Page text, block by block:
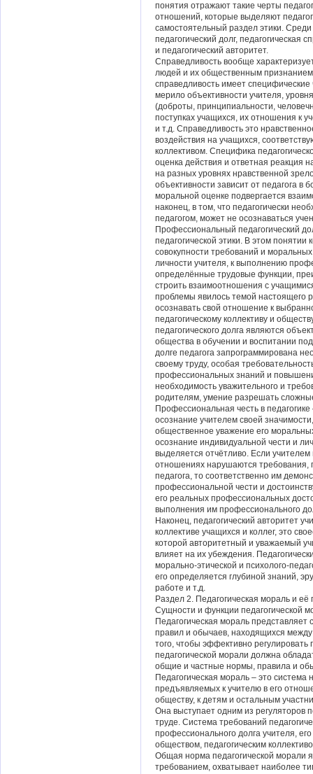
понятия отражают такие черты
отношений, которые выделяют
самостоятельный раздел этики.
педагогический долг, педагогическая
и педагогический авторитет.
Справедливость вообще
людей и их общественным
справедливость имеет
мерило объективности учителя,
(доброты, принципиальности,
поступках учащихся, их отношения к
и т.д. Справедливость это
воздействия на учащихся,
коллективом. Специфика
оценка действия и ответная реакция
на разных уровнях нравственной
объективности зависит от педагога в
моральной оценке подвергается
наконец, в том, что педагогически
педагогом, может не осознаваться
Профессиональный педагогический
педагогической этики. В этом
совокупности требований и
личности учителя, к выполнению
определённые трудовые функции,
строить взаимоотношения с
проблемы явилось темой настоящего
осознавать свой отношение к
педагогическому коллективу и
педагогического долга являются
общества в обучении и воспитании
долге педагога запрограммирована
своему труду, особая
профессиональных знаний и
необходимость уважительного и
родителям, умение разрешать
Профессиональная честь в
осознание учителем своей
общественное уважение его
осознание индивидуальной чести и
выделяется отчётливо. Если
отношениях нарушаются
педагога, то соответственно им
профессиональной чести и
его реальных профессиональных
выполнения им профессионального
Наконец, педагогический авторитет
коллективе учащихся и коллег, это
которой авторитетный и уважаемый
влияет на их убеждения.
морально-этической и психолого-
его определяется глубиной знаний,
работе и т.д.
Раздел 2. Педагогическая мораль и
Сущности и функции педагогической
Педагогическая мораль
правил и обычаев, находящихся
того, чтобы эффективно
педагогической морали должна
общие и частные нормы, правила и
Педагогическая мораль – это система
предъявляемых к учителю в его
обществу, к детям и остальным
Она выступает одним из регуляторов
труде. Система требований
профессионального долга учителя,
обществом, педагогическим
Общая норма педагогической морали
требованием, охватывает наиболее